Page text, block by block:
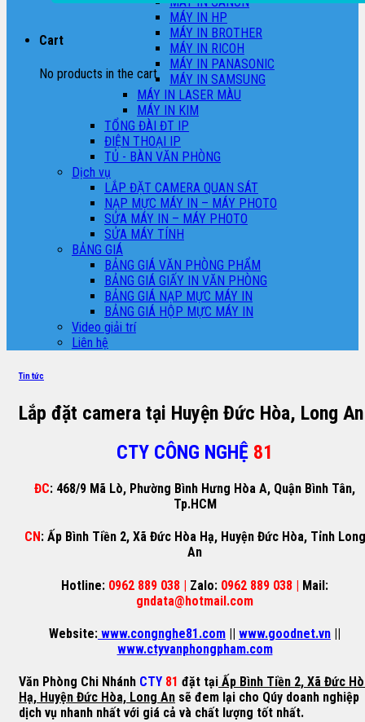
Cart
No products in the cart.
MÁY IN HP
MÁY IN BROTHER
MÁY IN RICOH
MÁY IN PANASONIC
MÁY IN SAMSUNG
MÁY IN LASER MÀU
MÁY IN KIM
TỔNG ĐÀI ĐT IP
ĐIỆN THOẠI IP
TỦ - BÀN VĂN PHÒNG
Dịch vụ
LẮP ĐẶT CAMERA QUAN SÁT
NẠP MỰC MÁY IN – MÁY PHOTO
SỬA MÁY IN – MÁY PHOTO
SỬA MÁY TÍNH
BẢNG GIÁ
BẢNG GIÁ VĂN PHÒNG PHẨM
BẢNG GIÁ GIẤY IN VĂN PHÒNG
BẢNG GIÁ NẠP MỰC MÁY IN
BẢNG GIÁ HỘP MỰC MÁY IN
Video giải trí
Liên hệ
Tin tức
Lắp đặt camera tại Huyện Đức Hòa, Long An
CTY CÔNG NGHỆ 81
ĐC: 468/9 Mã Lò, Phường Bình Hưng Hòa A, Quận Bình Tân,
Tp.HCM
CN : Ấp Bình Tiền 2, Xã Đức Hòa Hạ, Huyện Đức Hòa, Tỉnh Long
An
Hotline: 0962 889 038 | Zalo: 0962 889 038 | Mail:
gndata@hotmail.com
Website: www.congnghe81.com || www.goodnet.vn ||
www.ctyvanphongpham.com
Văn Phòng Chi Nhánh CTY 81 đặt tại Ấp Bình Tiền 2, Xã Đức
Hạ, Huyện Đức Hòa, Long An sẽ đem lại cho Qúy doanh nghiệp
dịch vụ nhanh nhất với giá cả và chất lượng tốt nhất.